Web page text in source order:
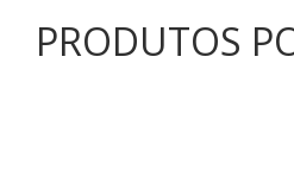
PRODUTOS